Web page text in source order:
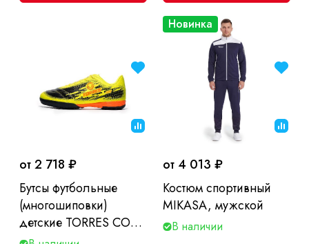
от 2 718 ₽
Бутсы футбольные
(многошиповки)
детские TORRES COPA
KID
Новинка
от 4 013 ₽
Костюм спортивный
MIKASA, мужской
В наличии